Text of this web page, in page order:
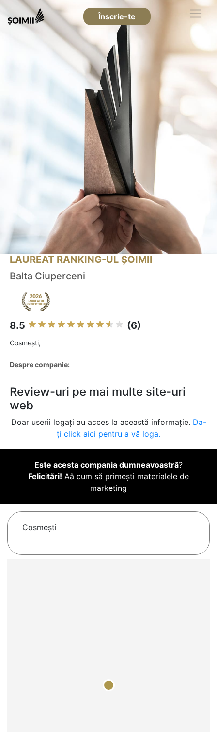
Înscrie-te
LAUREAT RANKING-UL ȘOIMII
Balta Ciuperceni
8.5 (6)
Cosmeşti,
Despre companie:
Review-uri pe mai multe site-uri
web
Doar userii logați au acces la această informație. Da-
ți click aici pentru a vă loga.
Este acesta compania dumneavoastră?
Felicitări! Aă cum să primești materialele de
marketing
Cosmeşti